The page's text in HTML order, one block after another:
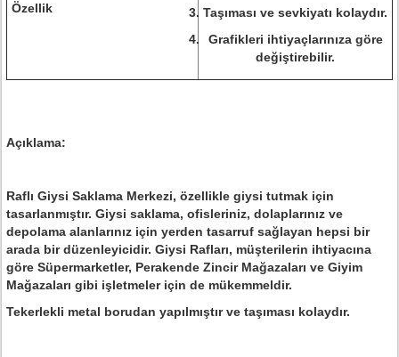
Özellik
Taşıması ve sevkiyatı kolaydır.
Grafikleri ihtiyaçlarınıza göre
değiştirebilir.
Açıklama:
Raflı Giysi Saklama Merkezi, özellikle giysi tutmak için
tasarlanmıştır. Giysi saklama, ofisleriniz, dolaplarınız ve
depolama alanlarınız için yerden tasarruf sağlayan hepsi bir
arada bir düzenleyicidir. Giysi Rafları, müşterilerin ihtiyacına
göre Süpermarketler, Perakende Zincir Mağazaları ve Giyim
Mağazaları gibi işletmeler için de mükemmeldir.
Tekerlekli metal borudan yapılmıştır ve taşıması kolaydır.